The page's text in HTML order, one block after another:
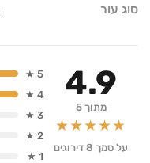
סוג עור
4.9
מתוך 5
★★★★★
על סמך 8 דירוגים
5 ★
4 ★
3 ★
2 ★
1 ★